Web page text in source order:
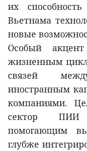
их
Вьетнама
новые
Особый
жизненным
связей
иностранным
компаниями.
сектор ПИИ
помогающим
глубже